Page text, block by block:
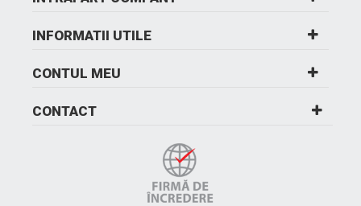
INFORMATII UTILE
CONTUL MEU
CONTACT